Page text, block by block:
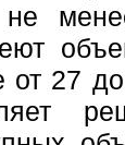
не
от 27